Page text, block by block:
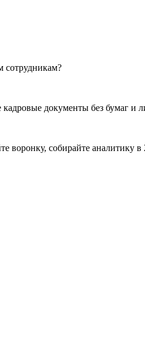
сотрудникам?
документы без бумаг и
воронку, собирайте аналитику в